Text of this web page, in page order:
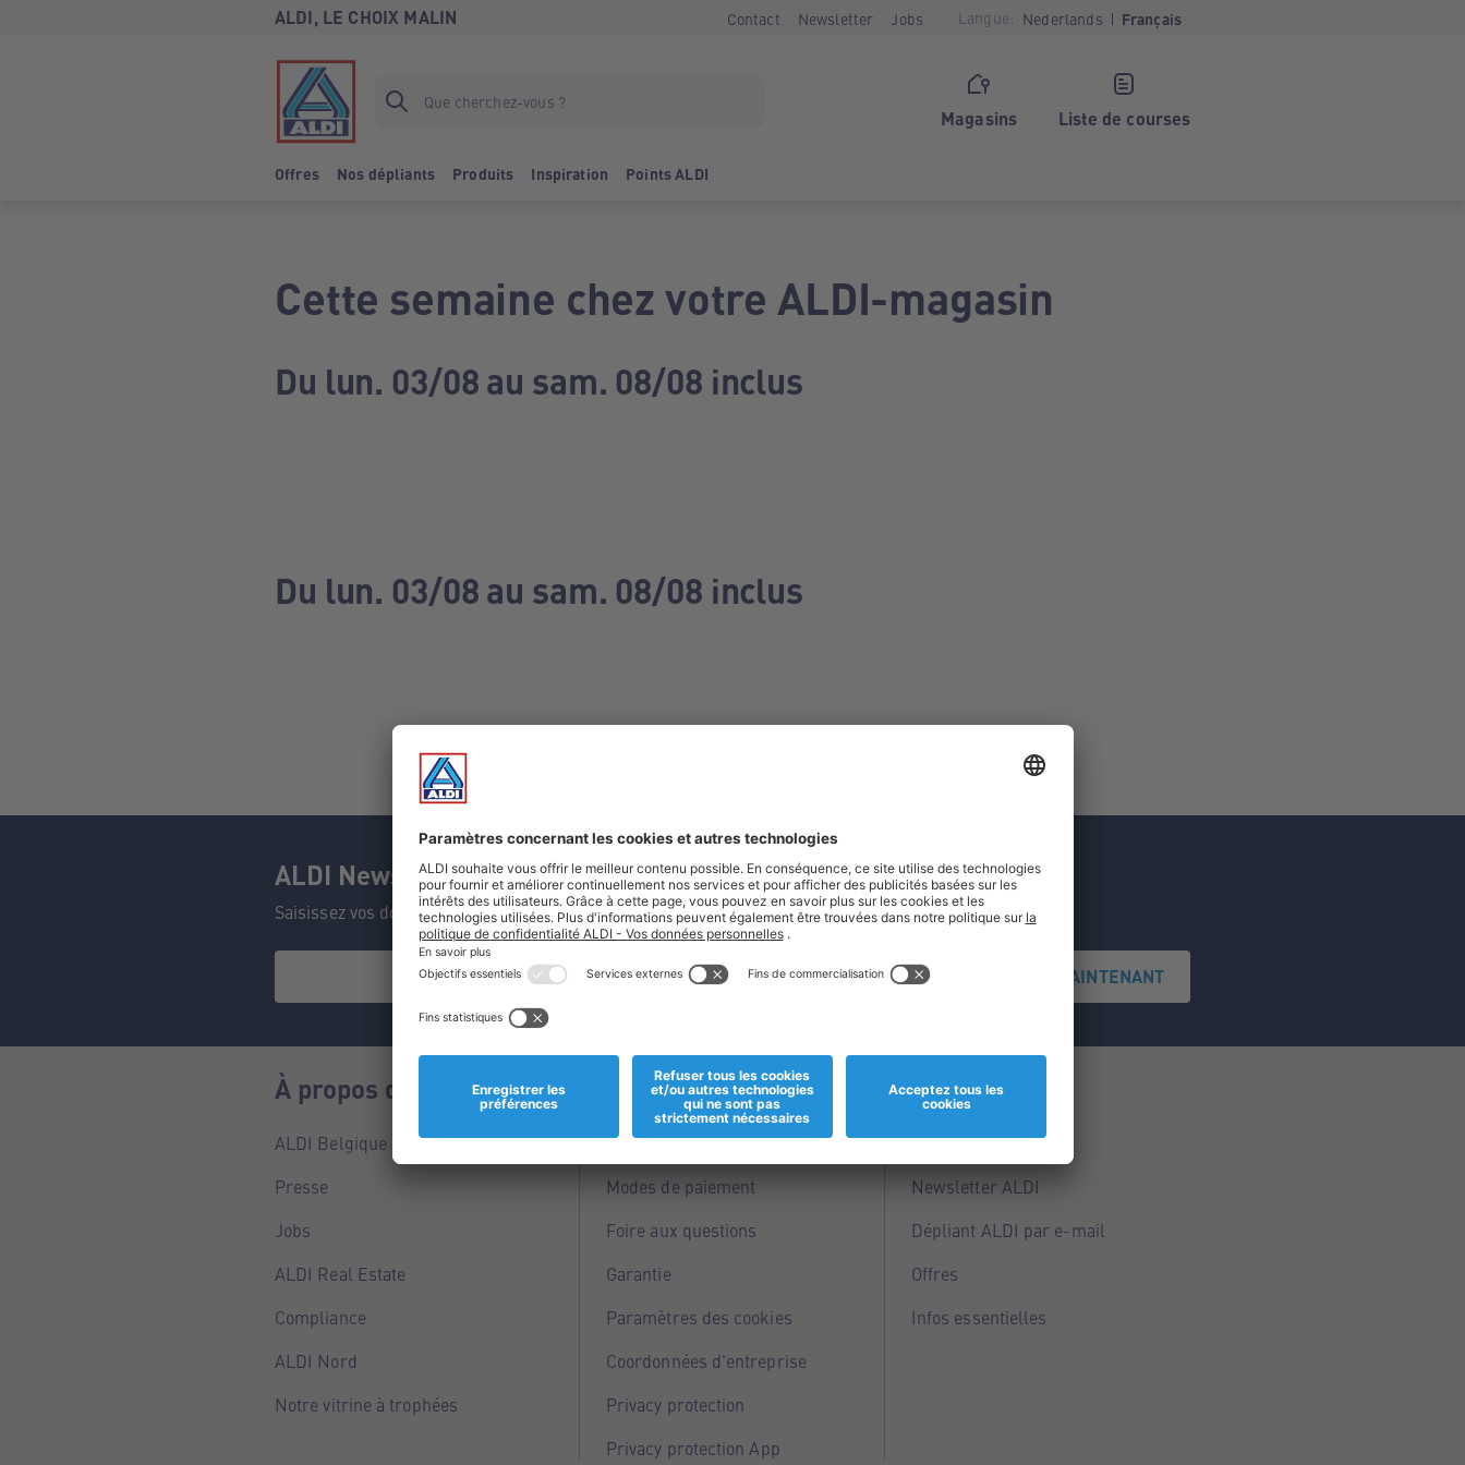
ALDI, LE CHOIX MALIN Contact Newsletter Jobs Langue: Nederlands Français
Magasins Liste de courses
Offres Nos dépliants Produits Inspiration Points ALDI
Cette semaine chez votre ALDI-magasin
Du lun. 03/08 au sam. 08/08 inclus
Du lun. 03/08 au sam. 08/08 inclus
ALDI Newsletter
Saisissez vos données et ne manquez aucune de nos offres.
S'INSCRIRE MAINTENANT
À propos de nous
ALDI Belgique
Presse
Jobs
ALDI Real Estate
Compliance
ALDI Nord
Notre vitrine à trophées
Informations
Magasins
Modes de paiement
Foire aux questions
Garantie
Paramètres des cookies
Coordonnées d'entreprise
Privacy protection
Privacy protection App
Service
Points ALDI
Newsletter ALDI
Dépliant ALDI par e-mail
Offres
Infos essentielles